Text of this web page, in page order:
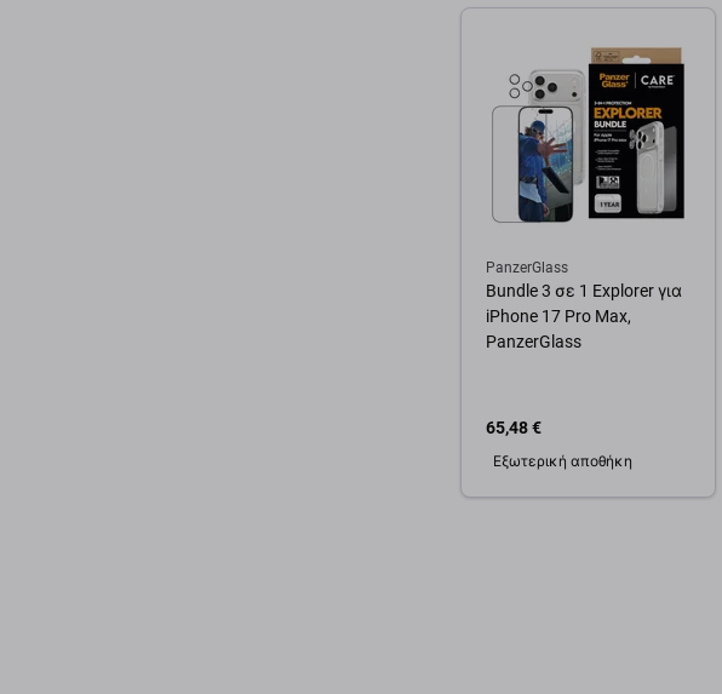
PanzerGlass
Bundle 3 σε 1 Explorer για
iPhone 17 Pro Max,
PanzerGlass
65,48 €
Εξωτερική αποθήκη